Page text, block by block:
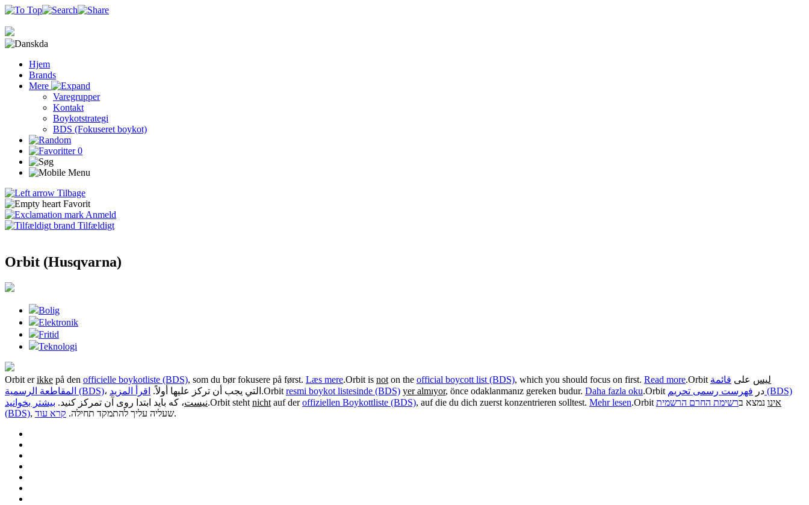
da
Hjem
Brands
Mere
Varegrupper
Kontakt
Boykotstrategi
BDS (Fokuseret boykot)
0
Tilbage
Favorit
Anmeld
Tilfældigt
Orbit (Husqvarna)
Bolig
Elektronik
Fritid
Teknologi
Orbit erikke på den officielle boykotliste (BDS), som du bør fokusere på først. Læs mere.Orbit is not on the official boycott list (BDS), which you should focus on first. Read more.Orbit ليس على قائمة
المقاطعة الرسمية (BDS)
، التي يجب أن تركز عليها أولاً. اقرأ المزيد .Orbit resmi boykot listesinde (BDS) yer almıyor, önce odaklanmanız gereken budur. Daha fazla oku. Orbit در فهرست رسمی تحریم (BDS)
نیست، که باید ابتدا روی آن تمرکز کنید. بیشتر بخوانید .Orbit steht nicht auf deroffiziellen Boykottliste (BDS), auf die du dich zuerst konzentrieren solltest. Mehr lesen.Orbit אינו נמצא ברשימת החרם הרשמית
(BDS)
, שעליה עליך להתמקד תחילה. קרא עוד .